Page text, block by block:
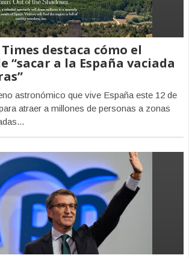
destaca cómo el
“sacar a la España vaciada
astronómico que vive España este 12 de
atraer a millones de personas a zonas